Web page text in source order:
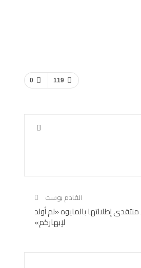
0 119
القادم بوست
إطلالتها بالمايوه «لم أولد
لإبهاركم»